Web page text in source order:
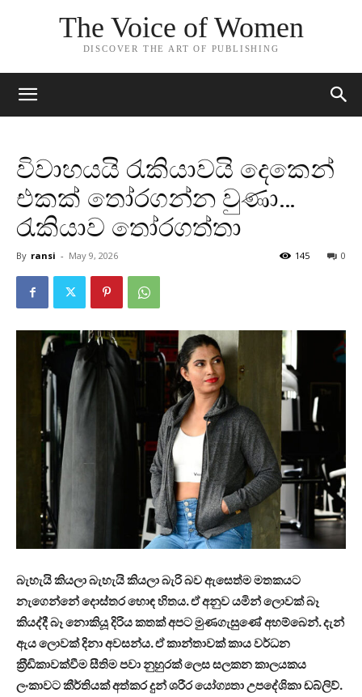
The Voice of Women
DISCOVER THE ART OF PUBLISHING
විවාහයයි රැකියාවයි දෙකෙන්
එකක් තෝරගන්න වුණා…
රැකියාව තෝරගත්තා
By ransi - May 9, 2026 0
145
බැහැයි කියලා බැහැයි කියලා බැරි බව ඇසෙත්ම මතකයට
නැගෙන්නේ දොස්තර හොඳ හිතය. ඒ අනුව යමින් ලොවක් බෑ
කියද්දී බෑ නොකියූ දිරිය කතක් අපට මුණගැසුණේ අහම්බෙන්. දැන්
ඇය ලොවක් දිනා අවසන්ය. ඒ කාන්තාවක් කාය වර්ධන
ක‍්‍රීඩිකාවක්වීම සීතිම පවා නුහුරක් ලෙස සලකන කාලයකය
ලංකාවට කීර්තියක් අත්කර දුන් ශරීර යෝග්‍යතා උපදේශිකා ඩබ්ලිව්.